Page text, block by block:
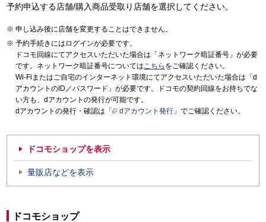
予約申込する店舗/購入商品受取り店舗を選択してください。
申し込み後に店舗を変更することはできません。
予約手続きにはログインが必要です。
ドコモ回線にてアクセスいただいた場合は「ネットワーク暗証番号」が必要
です。ネットワーク暗証番号についてはこちら をご確認ください。
Wi-Fiまたはご自宅のインターネット環境にてアクセスいただいた場合は「d
アカウントのID／パスワード」が必要です。ドコモの契約回線をお持ちでな
い方も、dアカウントの発行が可能です。
dアカウントの発行・確認は「
dアカウント発行 」でご確認ください。
ドコモショップを表示
量販店などを表示
ドコモショップ